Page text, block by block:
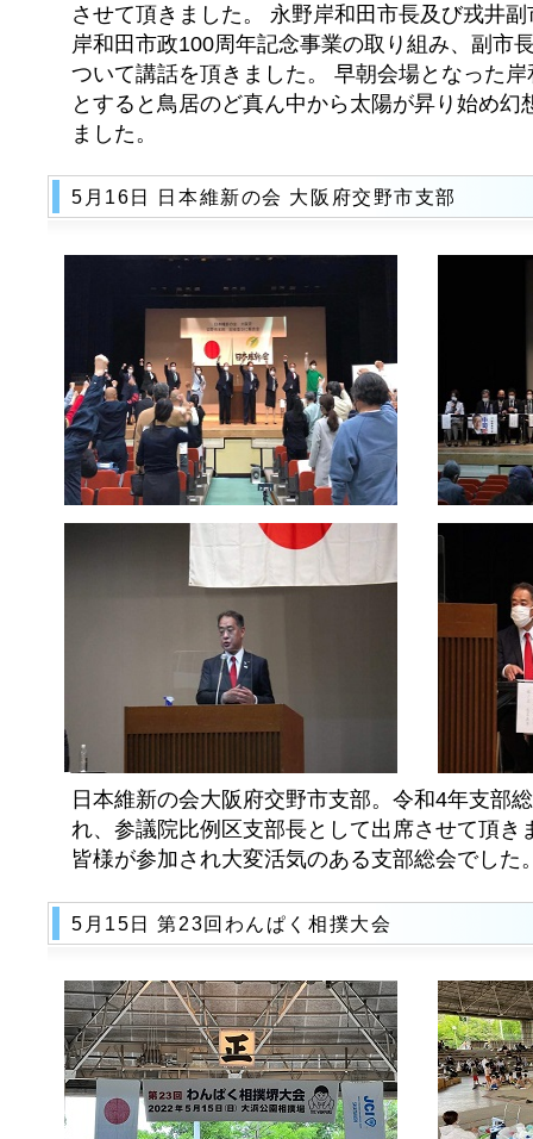
させて頂きました。 永野岸和田市長及び戎井
岸和田市政100周年記念事業の取り組み、副市
ついて講話を頂きました。 早朝会場となった
とすると鳥居のど真ん中から太陽が昇り始め幻
ました。
5月16日 日本維新の会 大阪府交野市支部
日本維新の会大阪府交野市支部。令和4年支部
れ、参議院比例区支部長として出席させて頂き
皆様が参加され大変活気のある支部総会でした
5月15日 第23回わんぱく相撲大会